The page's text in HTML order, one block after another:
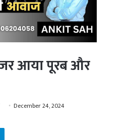
आया पूरब और
December 24, 2024
Telegram